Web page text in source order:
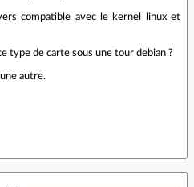
compatible avec le kernel linux et
type de carte sous une tour debian ?
autre.